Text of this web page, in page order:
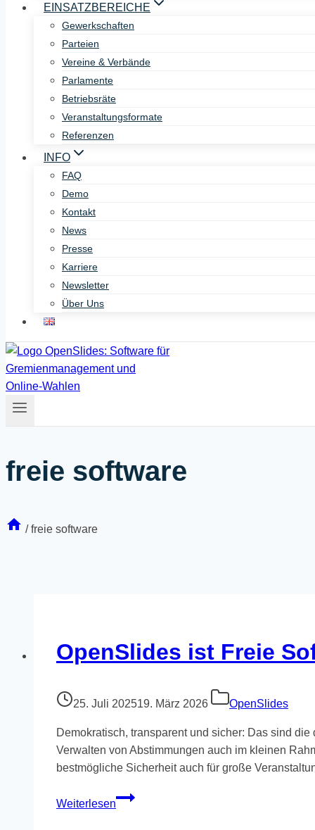
EINSATZBEREICHE
Gewerkschaften
Parteien
Vereine & Verbände
Parlamente
Betriebsräte
Veranstaltungsformate
Referenzen
INFO
FAQ
Demo
Kontakt
News
Presse
Karriere
Newsletter
Über Uns
freie software
/ freie software
OpenSlides ist Freie
25. Juli 202519. März 2026 OpenSlides
Demokratisch, transparent und sicher: Das sind
Verwalten von Abstimmungen auch im kleinen
bestmögliche Sicherheit auch für große
Weiterlesen
OpenSlides